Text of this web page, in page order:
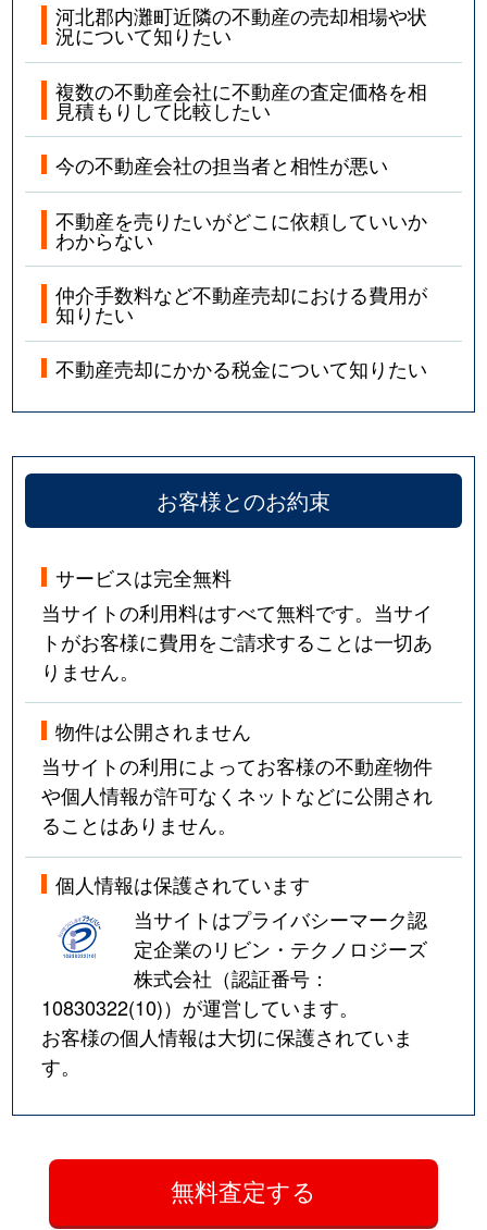
河北郡内灘町近隣の不動産の売却相場や状
況について知りたい
複数の不動産会社に不動産の査定価格を相
見積もりして比較したい
今の不動産会社の担当者と相性が悪い
不動産を売りたいがどこに依頼していいか
わからない
仲介手数料など不動産売却における費用が
知りたい
不動産売却にかかる税金について知りたい
お客様とのお約束
サービスは完全無料
当サイトの利用料はすべて無料です。当サイ
トがお客様に費用をご請求することは一切あ
りません。
物件は公開されません
当サイトの利用によってお客様の不動産物件
や個人情報が許可なくネットなどに公開され
ることはありません。
個人情報は保護されています
当サイトはプライバシーマーク認
定企業のリビン・テクノロジーズ
株式会社（認証番号：
10830322(10)）が運営しています。
お客様の個人情報は大切に保護されていま
す。